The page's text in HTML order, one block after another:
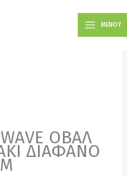
MAIN
MENUΜΕΝΟΥ
ΟΒΑΛ
ΔΙΑΦΑΝΟ